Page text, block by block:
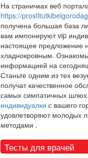
На страничках веб
https://
получена большая база
вам импонируют vip
настоящее предложение
хладнокровным.
информацией на
Станьте одним из тех
получат качественное
самых симпатичных
индивидуалки с вашего
удовлетворяют молодых
методами .
Тесты для врачей